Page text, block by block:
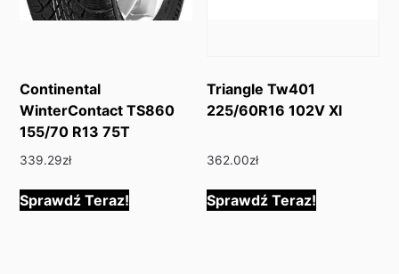
Continental
WinterContact TS860
155/70 R13 75T
339.29zł
Sprawdź Teraz!
Triangle Tw401
225/60R16 102V Xl
362.00zł
Sprawdź Teraz!